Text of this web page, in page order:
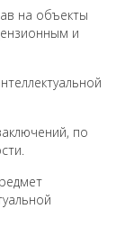
на объекты
и
по